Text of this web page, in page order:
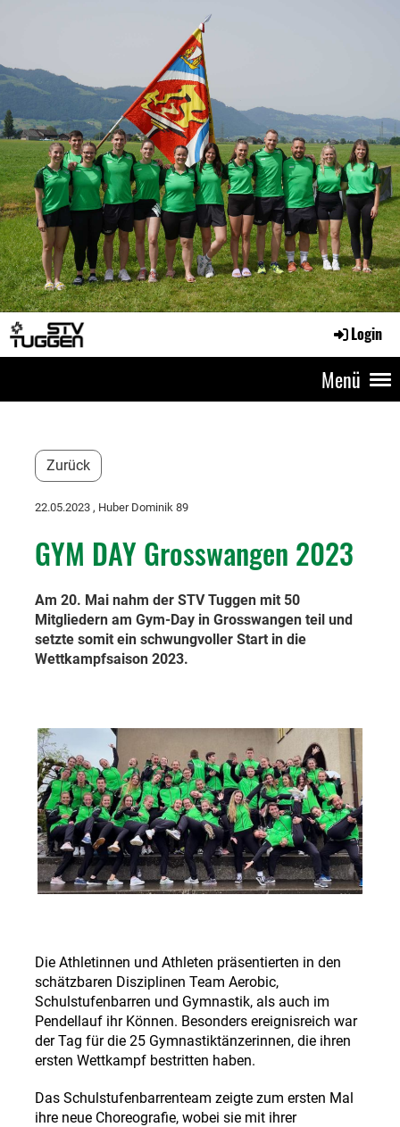
Login
Menü
Zurück
22.05.2023 , Huber Dominik 89
GYM DAY Grosswangen 2023
Am 20. Mai nahm der STV Tuggen mit 50
Mitgliedern am Gym-Day in Grosswangen teil und
setzte somit ein schwungvoller Start in die
Wettkampfsaison 2023.
Die Athletinnen und Athleten präsentierten in den
schätzbaren Disziplinen Team Aerobic,
Schulstufenbarren und Gymnastik, als auch im
Pendellauf ihr Können. Besonders ereignisreich war
der Tag für die 25 Gymnastiktänzerinnen, die ihren
ersten Wettkampf bestritten haben.
Das Schulstufenbarrenteam zeigte zum ersten Mal
ihre neue Choreografie, wobei sie mit ihrer